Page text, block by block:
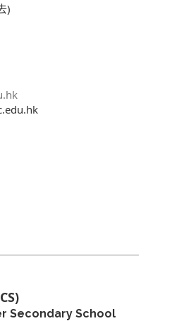
)
Secondary School